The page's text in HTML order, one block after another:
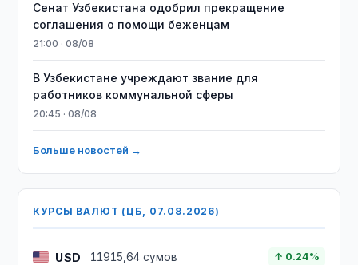
Сенат Узбекистана одобрил прекращение
соглашения о помощи беженцам
21:00 · 08/08
В Узбекистане учреждают звание для
работников коммунальной сферы
20:45 · 08/08
Больше новостей →
КУРСЫ ВАЛЮТ (ЦБ, 07.08.2026)
USD 11915,64 сумов ↑ 0.24%